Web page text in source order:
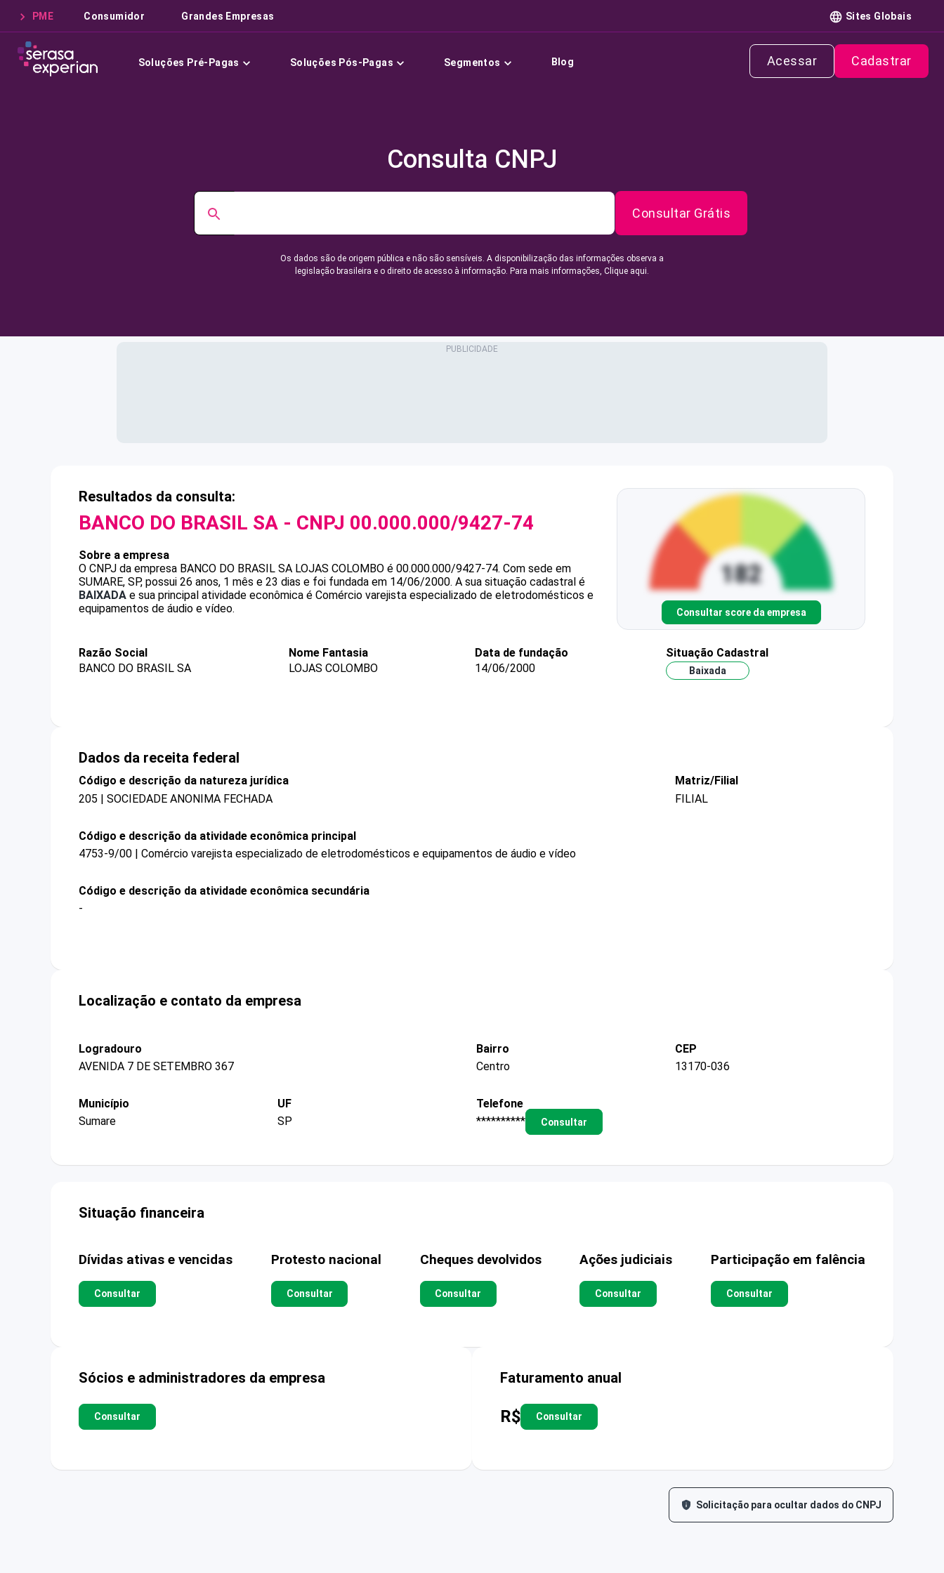
PME Consumidor Grandes Empresas Sites Globais
Soluções Pré-Pagas Soluções Pós-Pagas Segmentos Blog Acessar Cadastrar
Consulta CNPJ
Consultar Grátis
Os dados são de origem pública e não são sensíveis. A disponibilização das informações observa a
legislação brasileira e o direito de acesso à informação. Para mais informações, Clique aqui.
Resultados da consulta:
BANCO DO BRASIL SA - CNPJ 00.000.000/9427-74
Sobre a empresa
O CNPJ da empresa BANCO DO BRASIL SA LOJAS COLOMBO é 00.000.000/9427-74. Com sede em
SUMARE, SP, possui 26 anos, 1 mês e 23 dias e foi fundada em 14/06/2000. A sua situação cadastral é
BAIXADA e sua principal atividade econômica é Comércio varejista especializado de eletrodomésticos e
equipamentos de áudio e vídeo.
Consultar score da empresa
Razão Social
BANCO DO BRASIL SA
Nome Fantasia
LOJAS COLOMBO
Data de fundação
14/06/2000
Situação Cadastral
Baixada
Dados da receita federal
Código e descrição da natureza jurídica
205 | SOCIEDADE ANONIMA FECHADA
Matriz/Filial
FILIAL
Código e descrição da atividade econômica principal
4753-9/00 | Comércio varejista especializado de eletrodomésticos e equipamentos de áudio e vídeo
Código e descrição da atividade econômica secundária
-
Localização e contato da empresa
Logradouro
AVENIDA 7 DE SETEMBRO 367
Bairro
Centro
CEP
13170-036
Município
Sumare
UF
SP
Telefone
**********
Consultar
Situação financeira
Dívidas ativas e vencidas
Consultar
Protesto nacional
Consultar
Cheques devolvidos
Consultar
Ações judiciais
Consultar
Participação em falência
Consultar
Sócios e administradores da empresa
Consultar
Faturamento anual
R$ Consultar
Solicitação para ocultar dados do CNPJ